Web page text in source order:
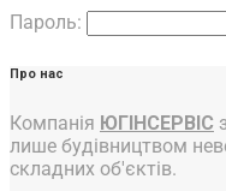
Пароль:
Про нас
Компанія ЮГІНСЕРВІС
лише будівництвом
складних об'єктів.